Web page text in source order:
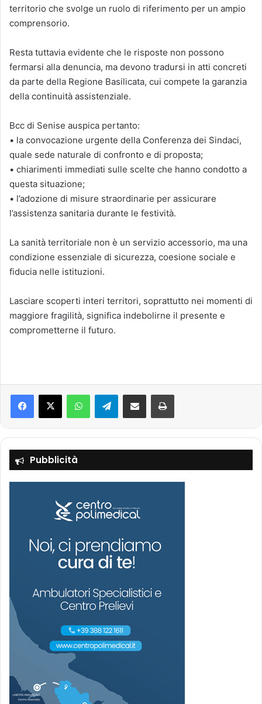
territorio che svolge un ruolo di riferimento per un ampio
comprensorio.
Resta tuttavia evidente che le risposte non possono
fermarsi alla denuncia, ma devono tradursi in atti concreti
da parte della Regione Basilicata, cui compete la garanzia
della continuità assistenziale.
Bcc di Senise auspica pertanto:
• la convocazione urgente della Conferenza dei Sindaci,
quale sede naturale di confronto e di proposta;
• chiarimenti immediati sulle scelte che hanno condotto a
questa situazione;
• l’adozione di misure straordinarie per assicurare
l’assistenza sanitaria durante le festività.
La sanità territoriale non è un servizio accessorio, ma una
condizione essenziale di sicurezza, coesione sociale e
fiducia nelle istituzioni.
Lasciare scoperti interi territori, soprattutto nei momenti di
maggiore fragilità, significa indebolirne il presente e
comprometterne il futuro.
Telegram
Pubblicità